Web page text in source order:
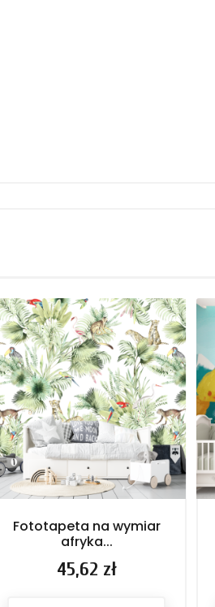
Fototapeta na wymiar
afryka...
Cena
45,62 zł